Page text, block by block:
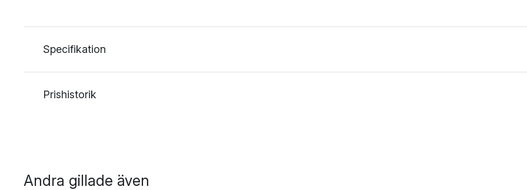
Specifikation
Prishistorik
Andra gillade även